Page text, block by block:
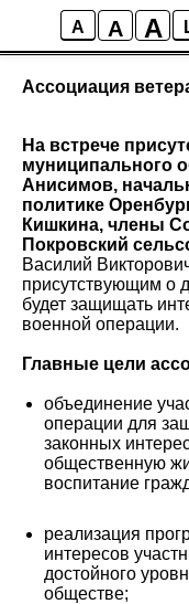
A A A
СВО-
Ассоциация
На встрече
муниципального
Анисимов,
политике
Кишкина, члены
Покровский
Василий
присутствующим о
будет защищать
военной операции.
Главные цели
объединение
операции для
законных
общественную
воспитание
реализация
интересов
достойного
обществе;